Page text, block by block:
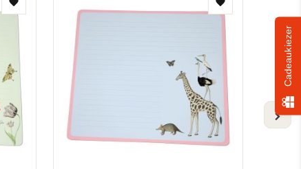
Toevoegen
aan
verlanglijst
Toevoegen
aan
verlanglijst
Cadeaukiezer